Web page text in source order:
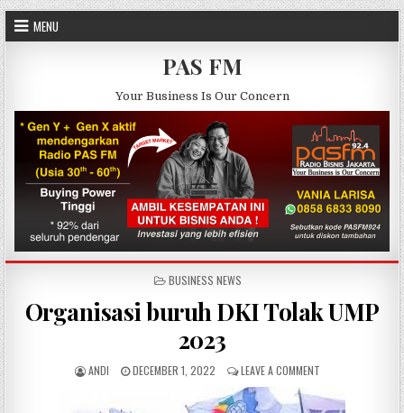
Skip to content
MENU
PAS FM
Your Business Is Our Concern
POSTED IN
BUSINESS NEWS
Organisasi buruh DKI Tolak UMP
2023
AUTHOR:
ANDI PUBLISHED DATE:
DECEMBER 1, 2022 LEAVE A COMMENT ON ORGANISASI